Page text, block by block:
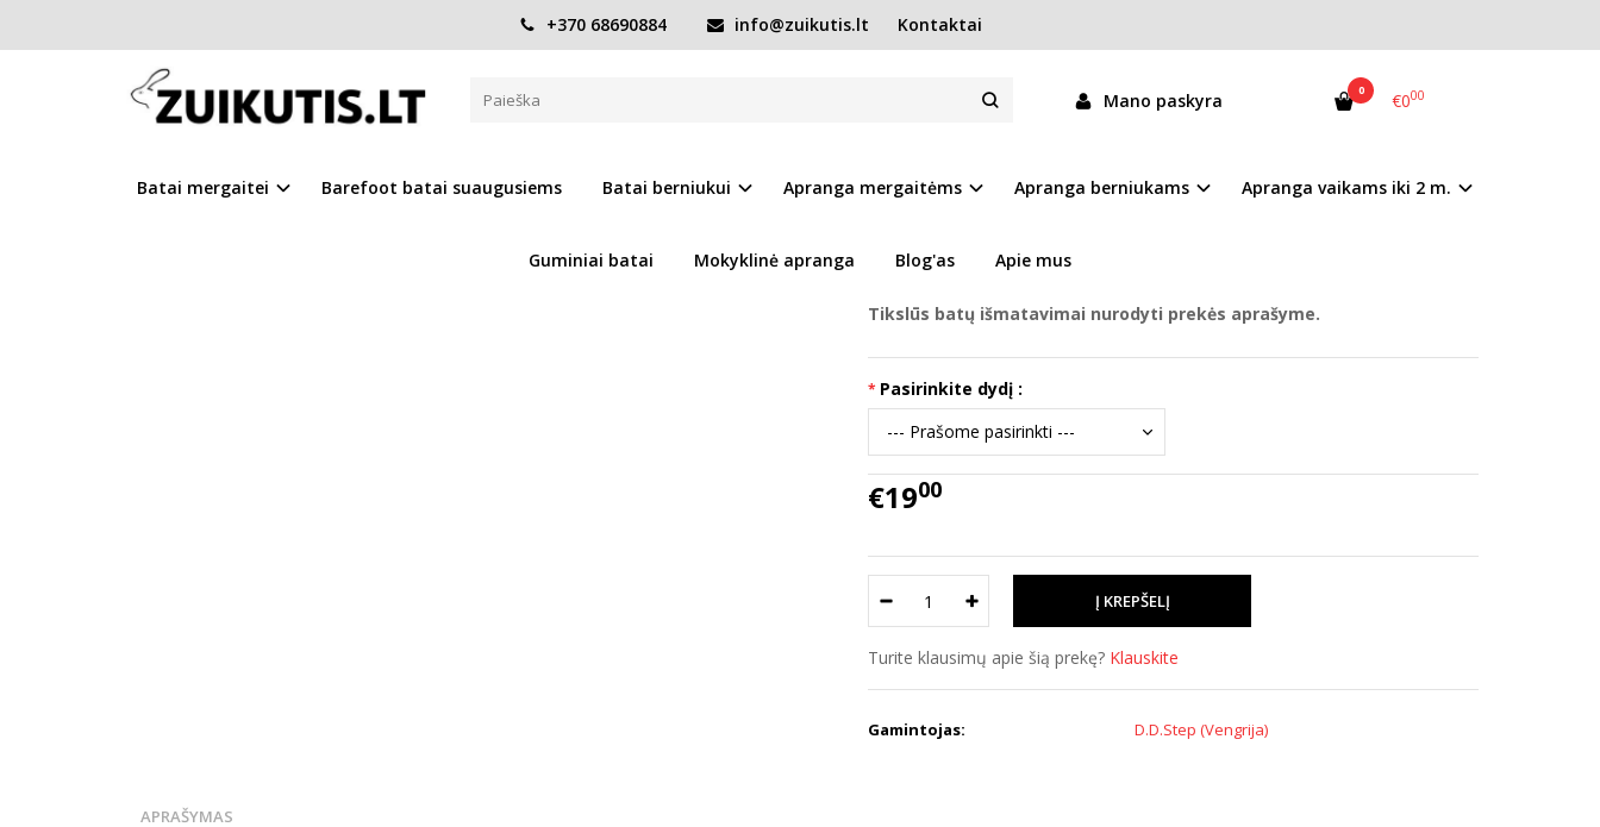
+370 68690884 info@zuikutis.lt Kontaktai
Mano paskyra 0 €000
Batai mergaitei Barefoot batai suaugusiems Batai berniukui Apranga mergaitėms Apranga berniukams Apranga vaikams iki 2 m.
Guminiai batai Mokyklinė apranga Blog'as Apie mus
Pagrindinis CANVAS Canvas batai 28-33 d. C100-61436L
CANVAS BATAI 28-33 D. C100-61436L
Į PALYGINIMĄ Į NORŲ SĄRAŠĄ
Prekės kodas:
15553-C100-61436L
Tikslūs batų išmatavimai nurodyti prekės aprašyme.
Pasirinkite dydį :
€1900
Turite klausimų apie šią prekę? Klauskite
Gamintojas: D.D.Step (Vengrija)
APRAŠYMAS